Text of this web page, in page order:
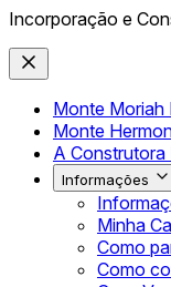
Incorporação e
Monte Moriah
Monte
A Construtora
Informações
Minha
Como
Como